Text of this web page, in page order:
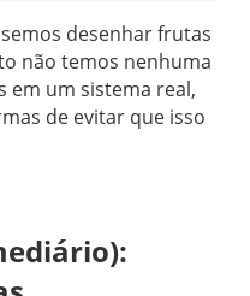
desenhar frutas
não temos nenhuma
em um sistema real,
de evitar que isso